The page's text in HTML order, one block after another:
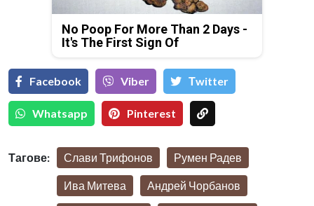
No Poop For More Than 2 Days -
It's The First Sign Of
Facebook Viber Тwitter
Whatsapp Pinterest
Тагове: Слави Трифонов Румен Радев
Ива Митева Андрей Чорбанов